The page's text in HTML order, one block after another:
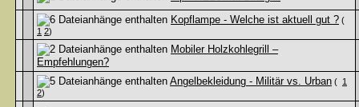
Kopflampe - Welche ist aktuell gut ? (
1 2)
Mobiler Holzkohlegrill –
Empfehlungen?
Angelbekleidung - Militär vs. Urban ( 1
2)